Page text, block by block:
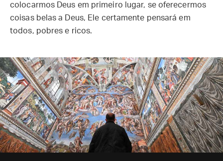
colocarmos Deus em primeiro lugar, se oferecermos
coisas belas a Deus, Ele certamente pensará em
todos, pobres e ricos.